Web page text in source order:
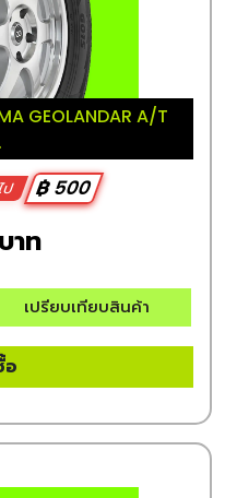
GEOLANDAR A/T
ป ฿ 500
าท
เปรียบเทียบสินค้า
อ